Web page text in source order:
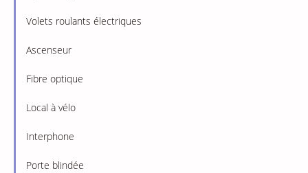
Volets roulants électriques
Ascenseur
Fibre optique
Local à vélo
Interphone
Porte blindée